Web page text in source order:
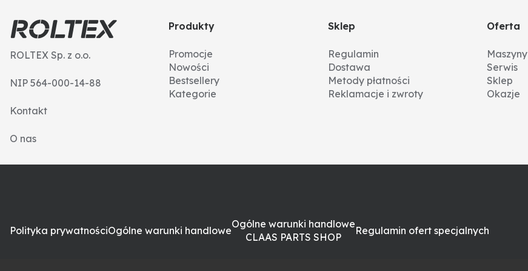
ROLTEX Sp. z o.o.
NIP 564-000-14-88
Kontakt
O nas
Produkty
Promocje
Nowości
Bestsellery
Kategorie
Sklep
Regulamin
Dostawa
Metody płatności
Reklamacje i zwroty
Oferta
Maszyny
Serwis
Sklep
Okazje
Polityka prywatnościOgólne warunki handlowe
Ogólne warunki handlowe
CLAAS PARTS SHOP
Regulamin ofert specjalnych